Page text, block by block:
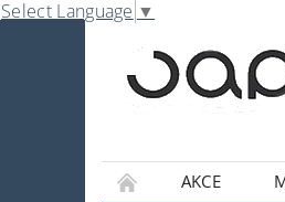
Select Language ▼
AKCE